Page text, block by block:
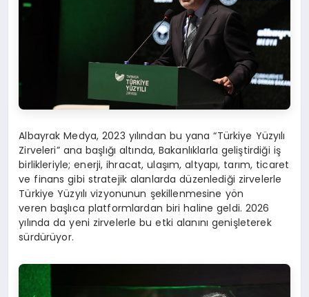
Albayrak Medya, 2023 yılından bu yana “Türkiye Yüzyılı
Zirveleri” ana başlığı altında, Bakanlıklarla geliştirdiği iş
birlikleriyle; enerji, ihracat, ulaşım, altyapı, tarım, ticaret
ve finans gibi stratejik alanlarda düzenlediği zirvelerle
Türkiye Yüzyılı vizyonunun şekillenmesine yön
veren başlıca platformlardan biri haline geldi. 2026
yılında da yeni zirvelerle bu etki alanını genişleterek
sürdürüyor.